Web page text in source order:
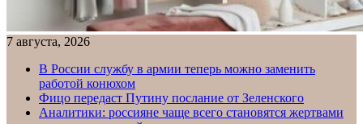
7 августа, 2026
В России службу в армии теперь можно заменить
работой конюхом
Фицо передаст Путину послание от Зеленского
Аналитики: россияне чаще всего становятся жертвами